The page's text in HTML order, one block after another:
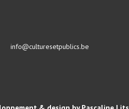
info@culturesetpublics.be